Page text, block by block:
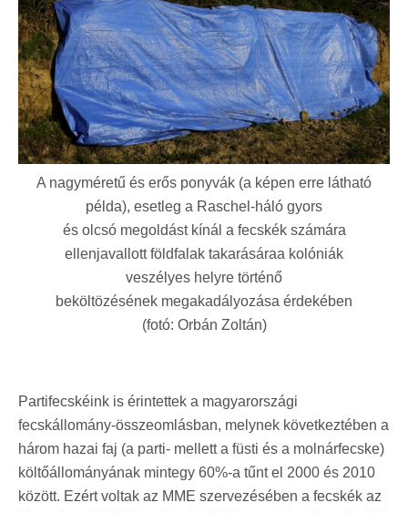
A nagyméretű és erős ponyvák (a képen erre látható
példa), esetleg a Raschel-háló gyors
és olcsó megoldást kínál a fecskék számára
ellenjavallott földfalak takarásáraa kolóniák
veszélyes helyre történő
beköltözésének megakadályozása érdekében
(fotó: Orbán Zoltán)
Partifecskéink is érintettek a magyarországi
fecskállomány-összeomlásban, melynek következtében a
három hazai faj (a parti- mellett a füsti és a molnárfecske)
költőállományának mintegy 60%-a tűnt el 2000 és 2010
között. Ezért voltak az MME szervezésében a fecskék az